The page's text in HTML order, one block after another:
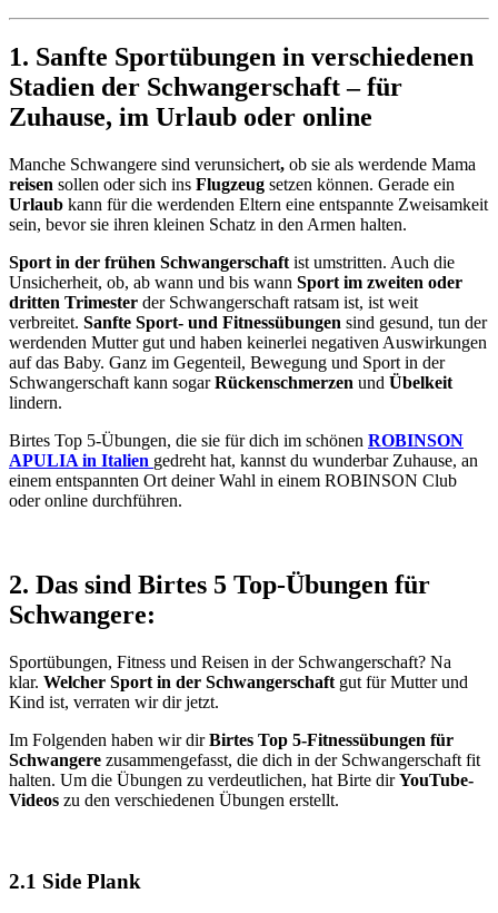
1. Sanfte Sportübungen in verschiedenen
Stadien der Schwangerschaft – für
Zuhause, im Urlaub oder online
Manche Schwangere sind verunsichert, ob sie als werdende Mama
reisen sollen oder sich ins Flugzeug setzen können. Gerade ein
Urlaub kann für die werdenden Eltern eine entspannte Zweisamkeit
sein, bevor sie ihren kleinen Schatz in den Armen halten.
Sport in der frühen Schwangerschaft ist umstritten. Auch die
Unsicherheit, ob, ab wann und bis wann Sport im zweiten oder
dritten Trimester der Schwangerschaft ratsam ist, ist weit
verbreitet. Sanfte Sport- und Fitnessübungen sind gesund, tun der
werdenden Mutter gut und haben keinerlei negativen Auswirkungen
auf das Baby. Ganz im Gegenteil, Bewegung und Sport in der
Schwangerschaft kann sogarRückenschmerzen und Übelkeit
lindern.
Birtes Top 5-Übungen, die sie für dich im schönen ROBINSON
APULIA in Italien gedreht hat, kannst du wunderbar Zuhause, an
einem entspannten Ort deiner Wahl in einem ROBINSON Club
oder online durchführen.
2. Das sind Birtes 5 Top-Übungen für
Schwangere:
Sportübungen, Fitness und Reisen in der Schwangerschaft? Na
klar. Welcher Sport in der Schwangerschaft gut für Mutter und
Kind ist, verraten wir dir jetzt.
Im Folgenden haben wir dirBirtes Top 5-Fitnessübungen für
Schwangere zusammengefasst, die dich in der Schwangerschaft fit
halten. Um die Übungen zu verdeutlichen, hat Birte dirYouTube-
Videos zu den verschiedenen Übungen erstellt.
2.1 Side Plank